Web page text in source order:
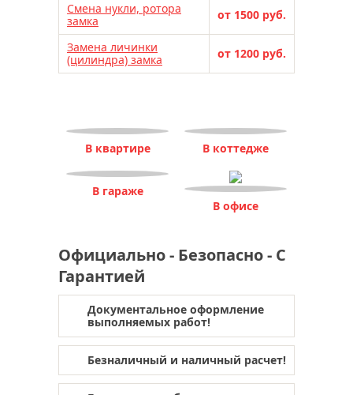
Смена нукли, ротора
замка
от 1500 руб.
Замена личинки
(цилиндра) замка
от 1200 руб.
В квартире В коттедже
В гараже
В офисе
Официально - Безопасно - С
Гарантией
Документальное оформление
выполняемых работ!
Безналичный и наличный расчет!